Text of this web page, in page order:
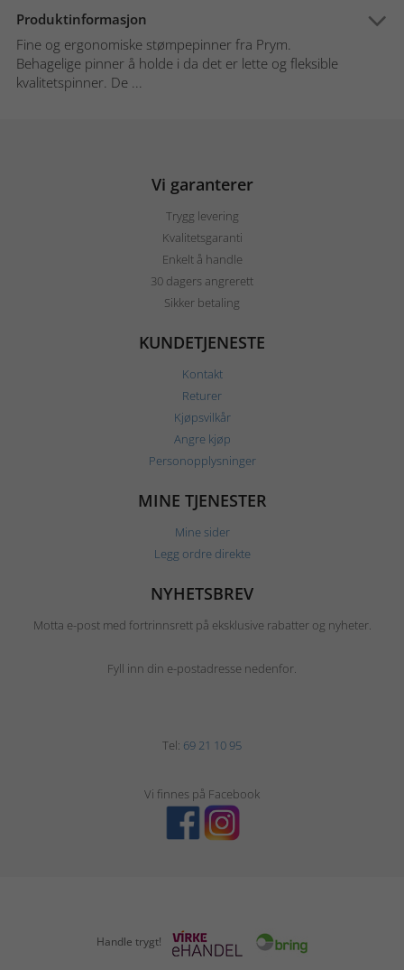
Produktinformasjon
Fine og ergonomiske stømpepinner fra Prym.
Behagelige pinner å holde i da det er lette og fleksible
kvalitetspinner. De ...
Vi garanterer
Trygg levering
Kvalitetsgaranti
Enkelt å handle
30 dagers angrerett
Sikker betaling
KUNDETJENESTE
Kontakt
Returer
Kjøpsvilkår
Angre kjøp
Personopplysninger
MINE TJENESTER
Mine sider
Legg ordre direkte
NYHETSBREV
Motta e-post med fortrinnsrett på eksklusive rabatter og nyheter.
Fyll inn din e-postadresse nedenfor.
Tel: 69 21 10 95
Vi finnes på Facebook
Handle trygt!